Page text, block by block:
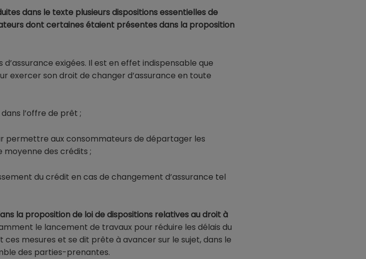
dans le texte plusieurs dispositions essentiellesde
dont certaines étaient présentes dans la proposition
exigées. Il est en effet indispensable que
exercer son droit de changer d’assurance en toute
l’offre de prêt ;
permettre aux consommateurs de départager les
moyenne des crédits ;
du crédit en cas de changement d’assurance tel
la proposition de loi de dispositions relatives au droit à
le lancement de travaux pour réduire les délais du
ces mesures et se dit prête à avancer sur le sujet, dans le
des parties-prenantes.